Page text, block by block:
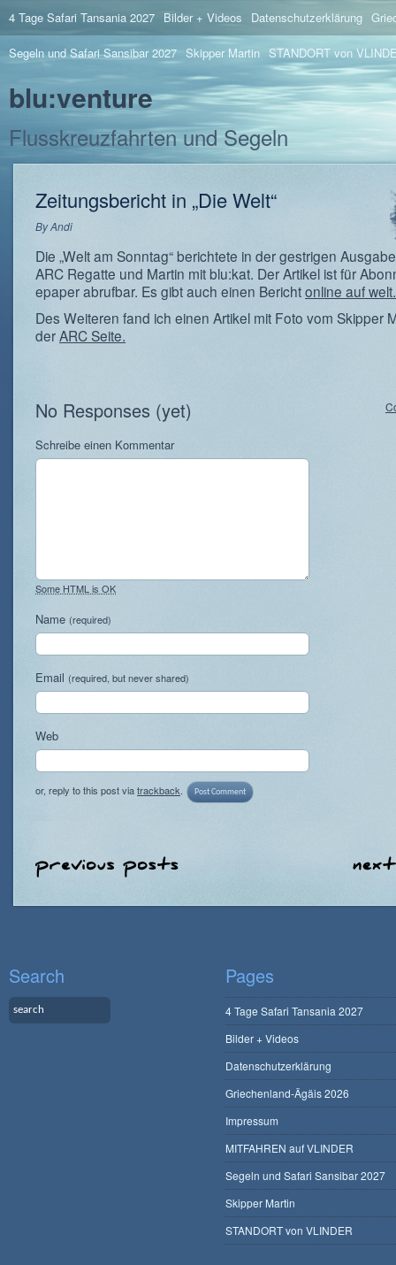
4 Tage Safari Tansania 2027 Bilder + Videos Datenschutzerklärung
Segeln und Safari Sansibar 2027 Skipper Martin STANDORT von
blu:venture
Flusskreuzfahrten und Segeln
Zeitungsbericht in „Die Welt“
ByAndi
Die „Welt am Sonntag“ berichtete in der gestrigen
ARC Regatte und Martin mit blu:kat. Der Artikel ist für
epaper abrufbar. Es gibt auch einen Berichtonline auf
Des Weiteren fand ich einen Artikel mit Foto vom Skipper
derARC Seite.
No Responses (yet)
Schreibe einen Kommentar
Some HTML is OK
Name (required)
Email (required, but never shared)
Web
or, reply to this post viatrackback
Search Pages
4 Tage Safari Tansania 2027
Bilder + Videos
Datenschutzerklärung
Griechenland-Ägäis 2026
Impressum
MITFAHREN auf VLINDER
Segeln und Safari Sansibar 2027
Skipper Martin
STANDORT von VLINDER